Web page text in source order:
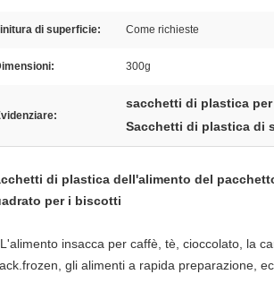
di superficie: Come richieste
300g
sacchetti di plastica
Sacchetti di plastica di
di plastica dell'alimento del
per i biscotti
L'alimento insacca per caffè, tè, cioccolato, la
gli alimenti a rapida preparazione,